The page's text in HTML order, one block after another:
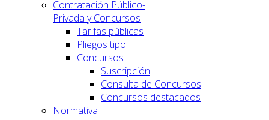
Contratación Público-
Privada y Concursos
Tarifas públicas
Pliegos tipo
Concursos
Suscripción
Consulta de Concursos
Concursos destacados
Normativa